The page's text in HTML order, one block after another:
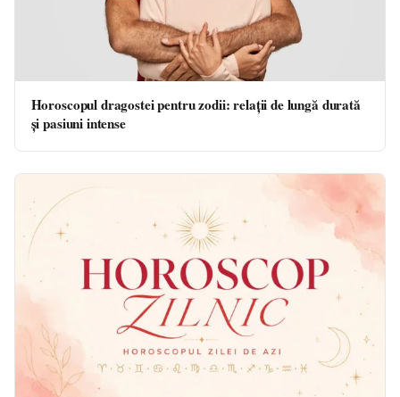
Horoscopul dragostei pentru zodii: relații de lungă durată
și pasiuni intense